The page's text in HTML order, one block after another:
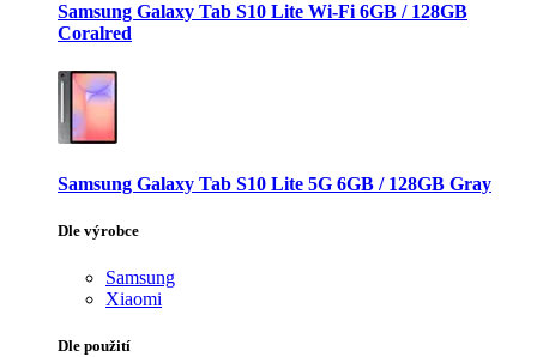
Samsung Galaxy Tab S10 Lite Wi-Fi 6GB / 128GB
Coralred
Samsung Galaxy Tab S10 Lite 5G 6GB / 128GB Gray
Dle výrobce
Samsung
Xiaomi
Dle použití